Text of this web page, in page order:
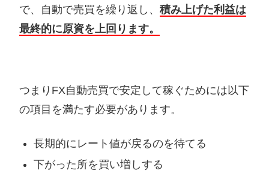
で、自動で売買を繰り返し、 積み上げた利益は
最終的に原資を上回ります。
つまりFX自動売買で安定して稼ぐためには以下
の項目を満たす必要があります。
長期的にレート値が戻るのを待てる
下がった所を買い増しする